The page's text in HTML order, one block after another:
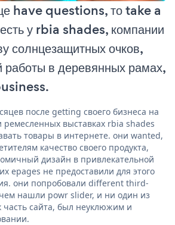
have questions, то take a
у rbia shades, компании
солнцезащитных очков,
в деревянных рамах,
после getting своего бизнеса на
ремесленных выставках rbia shades
товары в интернете. они wanted,
качество своего продукта,
дизайн в привлекательной
epages не предоставили для этого
они попробовали different third-
нашли powr slider, и ни один из
часть сайта, был неуклюжим и